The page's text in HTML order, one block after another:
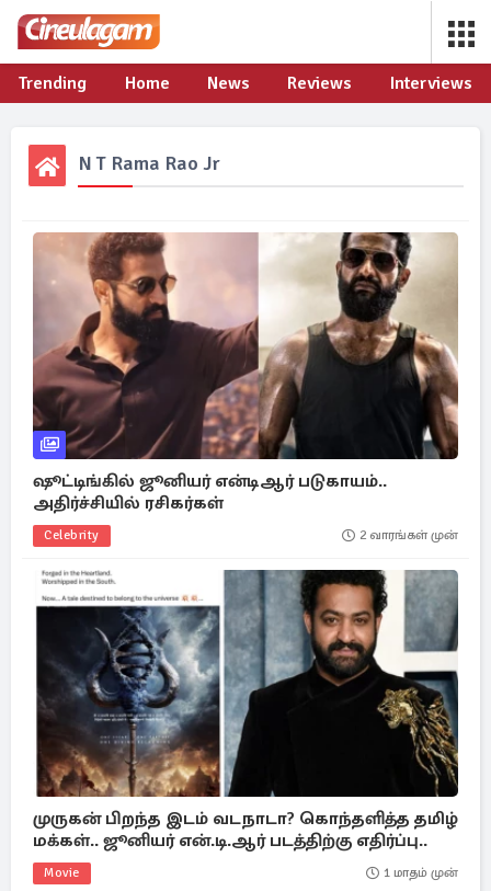
Trending Home News Reviews Interviews
N T Rama Rao Jr
ஷூட்டிங்கில் ஜூனியர் என்டிஆர் படுகாயம்..
அதிர்ச்சியில் ரசிகர்கள்
Celebrity 2 வாரங்கள் முன்
முருகன் பிறந்த இடம் வடநாடா? கொந்தளித்த தமிழ்
மக்கள்.. ஜூனியர் என்.டி.ஆர் படத்திற்கு எதிர்ப்பு..
Movie 1 மாதம் முன்